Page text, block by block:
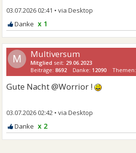
03.07.2026 02:41 •
x 1
M Multiversum
Mitglied seit: 29.06.2023
Beiträge:8692 Danke: 12090 Themen:
Gute Nacht @Worrior !
03.07.2026 02:42 •
x 2